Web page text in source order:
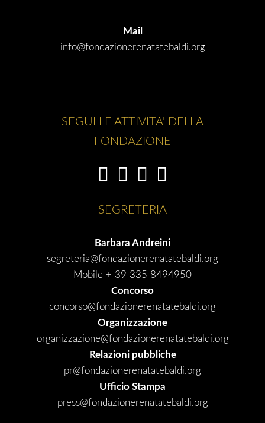
Mail
info@fondazionerenatatebaldi.org
SEGUI LE ATTIVITA' DELLA
FONDAZIONE
SEGRETERIA
Barbara Andreini
segreteria@fondazionerenatatebaldi.org
Mobile + 39 335 8494950
Concorso
concorso@fondazionerenatatebaldi.org
Organizzazione
organizzazione@fondazionerenatatebaldi.org
Relazioni pubbliche
pr@fondazionerenatatebaldi.org
Ufficio Stampa
press@fondazionerenatatebaldi.org